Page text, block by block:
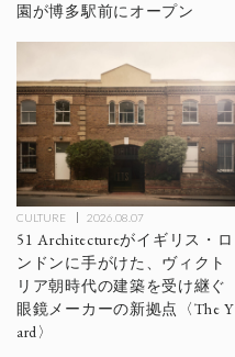
園が博多駅前にオープン
CULTURE 2026.08.07
51 Architectureがイギリス・ロ
ンドンに手がけた、ヴィクト
リア朝時代の建築を受け継ぐ
眼鏡メーカーの新拠点〈The Y
ard〉